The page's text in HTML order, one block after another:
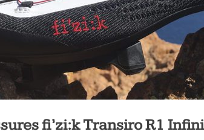
fi’zi:k Transiro R1Le vélo